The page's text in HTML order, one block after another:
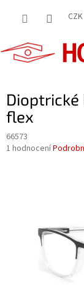
CZK
Dioptrické
flex
66573
Průměrné
hvězdiček.
1 hodnocení